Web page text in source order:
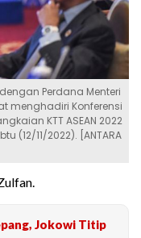
Perdana Menteri
menghadiri Konferensi
KTT ASEAN 2022
(12/11/2022). [ANTARA
Jokowi Titip